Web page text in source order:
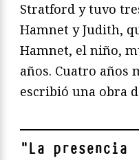
Stratford y tuvo
Hamnet y Judith,
Hamnet, el niño,
años. Cuatro años
escribió una obra
"La presencia